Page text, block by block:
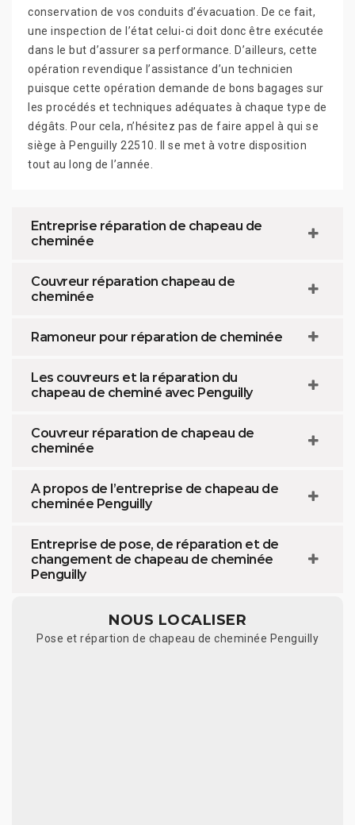
conservation de vos conduits d’évacuation. De ce fait,
une inspection de l’état celui-ci doit donc être exécutée
dans le but d’assurer sa performance. D’ailleurs, cette
opération revendique l’assistance d’un technicien
puisque cette opération demande de bons bagages sur
les procédés et techniques adéquates à chaque type de
dégâts. Pour cela, n’hésitez pas de faire appel à qui se
siège à Penguilly 22510. Il se met à votre disposition
tout au long de l’année.
Entreprise réparation de chapeau de
cheminée
Couvreur réparation chapeau de
cheminée
Ramoneur pour réparation de cheminée
Les couvreurs et la réparation du
chapeau de cheminé avec Penguilly
Couvreur réparation de chapeau de
cheminée
A propos de l’entreprise de chapeau de
cheminée Penguilly
Entreprise de pose, de réparation et de
changement de chapeau de cheminée
Penguilly
NOUS LOCALISER
Pose et répartion de chapeau de cheminée Penguilly